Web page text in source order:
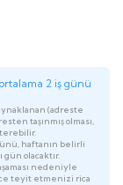
2 iş günü
(adreste
taşınmış olması,
haftanın belirli
gün olacaktır.
nedeniyle
teyit etmenizi rica